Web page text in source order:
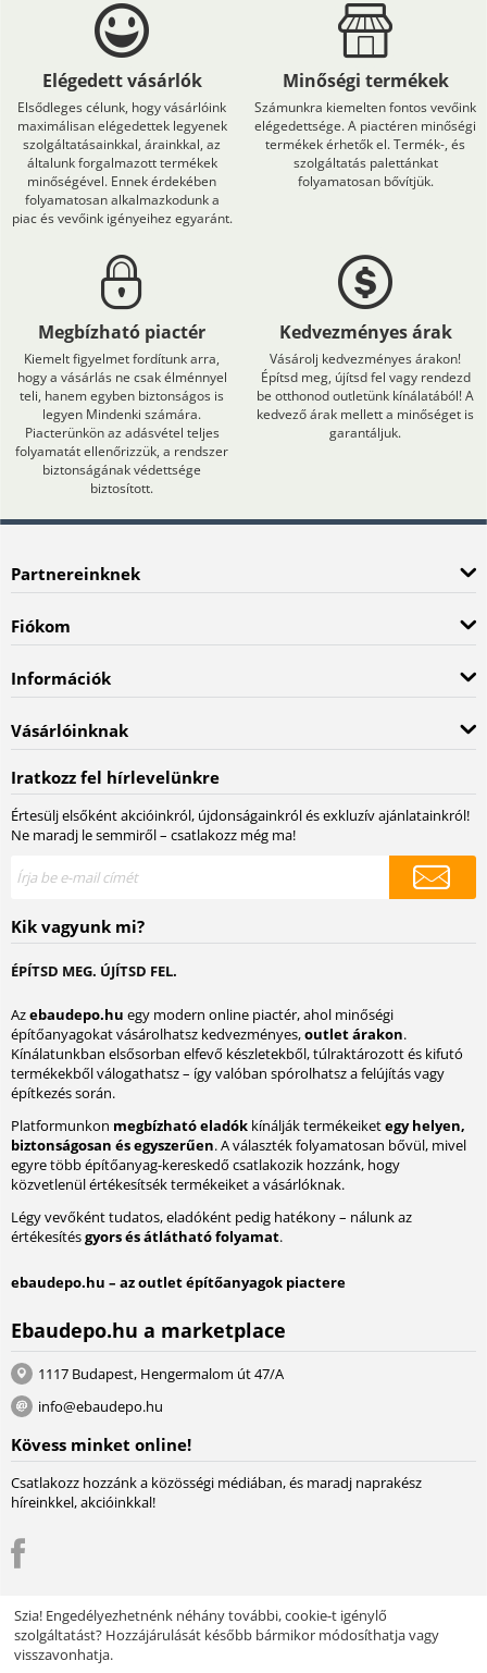
Elégedett vásárlók
Elsődleges célunk, hogy vásárlóink
maximálisan elégedettek legyenek
szolgáltatásainkkal, árainkkal, az
általunk forgalmazott termékek
minőségével. Ennek érdekében
folyamatosan alkalmazkodunk a
piac és vevőink igényeihez egyaránt.
Minőségi termékek
Számunkra kiemelten fontos vevőink
elégedettsége. A piactéren minőségi
termékek érhetők el. Termék-, és
szolgáltatás palettánkat
folyamatosan bővítjük.
Megbízható piactér
Kiemelt figyelmet fordítunk arra,
hogy a vásárlás ne csak élménnyel
teli, hanem egyben biztonságos is
legyen Mindenki számára.
Piacterünkön az adásvétel teljes
folyamatát ellenőrizzük, a rendszer
biztonságának védettsége
biztosított.
Kedvezményes árak
Vásárolj kedvezményes árakon!
Építsd meg, újítsd fel vagy rendezd
be otthonod outletünk kínálatából! A
kedvező árak mellett a minőséget is
garantáljuk.
Partnereinknek
Fiókom
Információk
Vásárlóinknak
Iratkozz fel hírlevelünkre
Értesülj elsőként akcióinkról, újdonságainkról és exkluzív ajánlatainkról!
Ne maradj le semmiről – csatlakozz még ma!
Kik vagyunk mi?
ÉPÍTSD MEG. ÚJÍTSD FEL.
Azebaudepo.hu egy modern online piactér, ahol minőségi
építőanyagokat vásárolhatsz kedvezményes,outlet árakon.
Kínálatunkban elsősorban elfevő készletekből, túlraktározott és kifutó
termékekből válogathatsz – így valóban spórolhatsz a felújítás vagy
építkezés során.
Platformunkon megbízható eladók kínálják termékeiketegy helyen,
biztonságosan és egyszerűen. A választék folyamatosan bővül, mivel
egyre több építőanyag-kereskedő csatlakozik hozzánk, hogy
közvetlenül értékesítsék termékeiket a vásárlóknak.
Légy vevőként tudatos, eladóként pedig hatékony – nálunk az
értékesítésgyors és átlátható folyamat.
ebaudepo.hu – az outlet építőanyagok piactere
Ebaudepo.hu a marketplace
1117 Budapest, Hengermalom út 47/A
info@ebaudepo.hu
Kövess minket online!
Csatlakozz hozzánk a közösségi médiában, és maradj naprakész
híreinkkel, akcióinkkal!
© 2004 - 2026 Lambda Systeme Kft.. A piactér motorja:Multi-Vendor -
Webáruház szoftver
Szia! Engedélyezhetnénk néhány további, cookie-t igénylő
szolgáltatást? Hozzájárulását később bármikor módosíthatja vagy
visszavonhatja.